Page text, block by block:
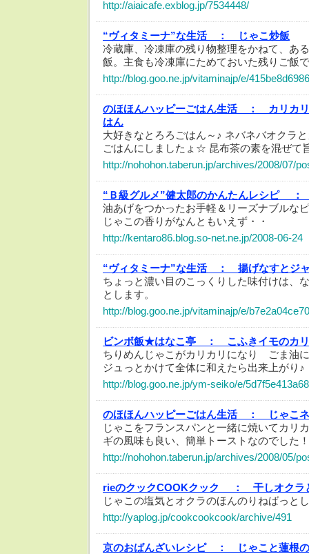
http://aiaicafe.exblog.jp/7534448/
“ヴィタミーナ”な生活 ：
じゃこ炒飯
冷蔵庫、冷凍庫の残り物整理をかねて、あ
飯。主食も冷凍庫にためておいた残りご飯
http://blog.goo.ne.jp/vitaminajp/e/
のほほんハッピーごはん生活 ：
カリカ
はん
大好きなとろろごはん～♪ ネバネバオクラ
ごはんにしましたょ☆ 昆布茶の素を混ぜて
http://nohohon.taberun.jp/archives/2008/07/
“Ｂ級グルメ”健太郎のかんたんレシピ ：
油あげをつかったお手軽＆リーズナブルな
じゃこの香りがなんともいえず・・
http://kentaro86.blog.so-net.ne.jp/2008-06-24
“ヴィタミーナ”な生活 ：
揚げなすとジ
ちょっと濃い目のこっくりした味付けは、
とします。
http://blog.goo.ne.jp/vitaminajp/e/
ビンボ飯★はなこ亭 ：
こふきイモのカ
ちりめんじゃこがカリカリになり ごま油
ジュっとかけて全体に和えたら出来上がり♪
http://blog.goo.ne.jp/ym-seiko/e/
のほほんハッピーごはん生活 ：
じゃこ
じゃこをフランスパンと一緒に焼いてカリ
ギの風味も良い、簡単トーストなのでした！
http://nohohon.taberun.jp/archives/2008/05/
rieのクックCOOKクック ：
干しオクラ
じゃこの塩気とオクラのほんのりねばっと
http://yaplog.jp/cookcookcook/archive/491
京のおばんざいレシピ ：
じゃこと蓮根